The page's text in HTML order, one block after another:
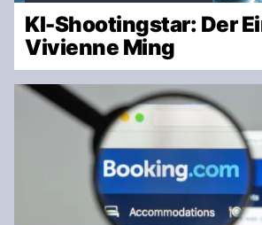
KI-Shootingstar: Der
Vivienne Ming